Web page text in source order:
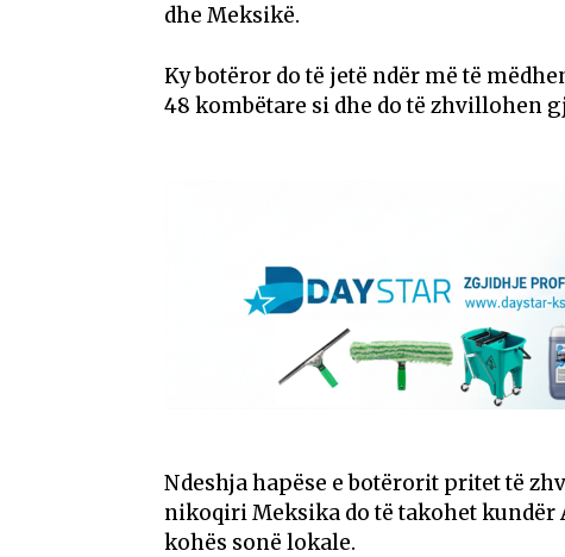
dhe Meksikë.
Ky botëror do të jetë ndër më të
48 kombëtare si dhe do të zhvillohen
Ndeshja hapëse e botërorit pritet të
nikoqiri Meksika do të takohet kundër
kohës sonë lokale.